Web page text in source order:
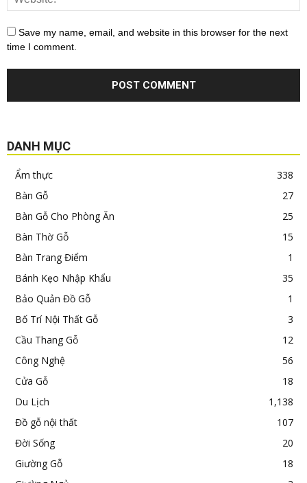
Save my name, email, and website in this browser for the next
time I comment.
DANH MỤC
Ẩm thực
338
Bàn Gỗ
27
Bàn Gỗ Cho Phòng Ăn
25
Bàn Thờ Gỗ
15
Bàn Trang Điểm
1
Bánh Kẹo Nhập Khẩu
35
Bảo Quản Đồ Gỗ
1
Bố Trí Nội Thất Gỗ
3
Cầu Thang Gỗ
12
Công Nghệ
56
Cửa Gỗ
18
Du Lịch
1,138
Đồ gỗ nội thất
107
Đời Sống
20
Giường Gỗ
18